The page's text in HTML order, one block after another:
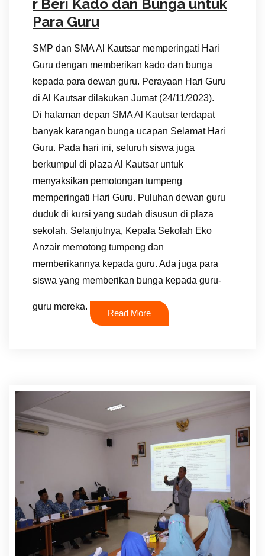
r Beri Kado dan Bunga untuk
Para Guru
SMP dan SMA Al Kautsar memperingati Hari
Guru dengan memberikan kado dan bunga
kepada para dewan guru. Perayaan Hari Guru
di Al Kautsar dilakukan Jumat (24/11/2023).
Di halaman depan SMA Al Kautsar terdapat
banyak karangan bunga ucapan Selamat Hari
Guru. Pada hari ini, seluruh siswa juga
berkumpul di plaza Al Kautsar untuk
menyaksikan pemotongan tumpeng
memperingati Hari Guru. Puluhan dewan guru
duduk di kursi yang sudah disusun di plaza
sekolah. Selanjutnya, Kepala Sekolah Eko
Anzair memotong tumpeng dan
memberikannya kepada guru. Ada juga para
siswa yang memberikan bunga kepada guru-
guru mereka.
Read More